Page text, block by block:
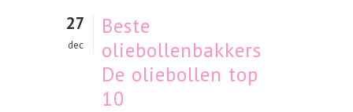
27
dec
Beste
oliebollenbakkers
De oliebollen top
10